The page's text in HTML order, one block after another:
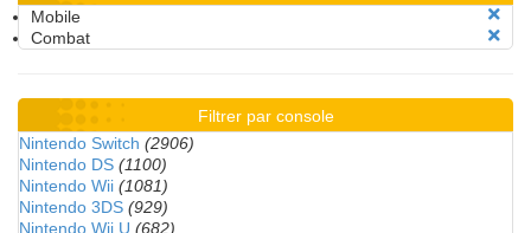
Mobile
Combat
Filtrer par console
Nintendo Switch (2906)
Nintendo DS (1100)
Nintendo Wii (1081)
Nintendo 3DS (929)
Nintendo Wii U (682)